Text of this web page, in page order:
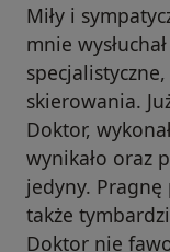
Miły i
mnie
skierowania.
Doktor,
wynikało oraz
jedyny. Pragnę
także
Doktor nie